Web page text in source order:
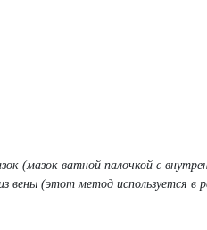
(мазок ватной палочкой с
вены (этот метод используется в